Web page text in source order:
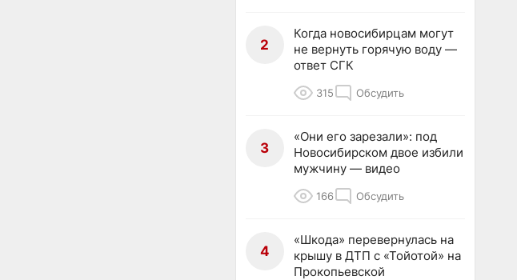
2
Когда новосибирцам могут
не вернуть горячую воду —
ответ СГК
315 Обсудить
3
«Они его зарезали»: под
Новосибирском двое избили
мужчину — видео
166 Обсудить
4
«Шкода» перевернулась на
крышу в ДТП с «Тойотой» на
Прокопьевской